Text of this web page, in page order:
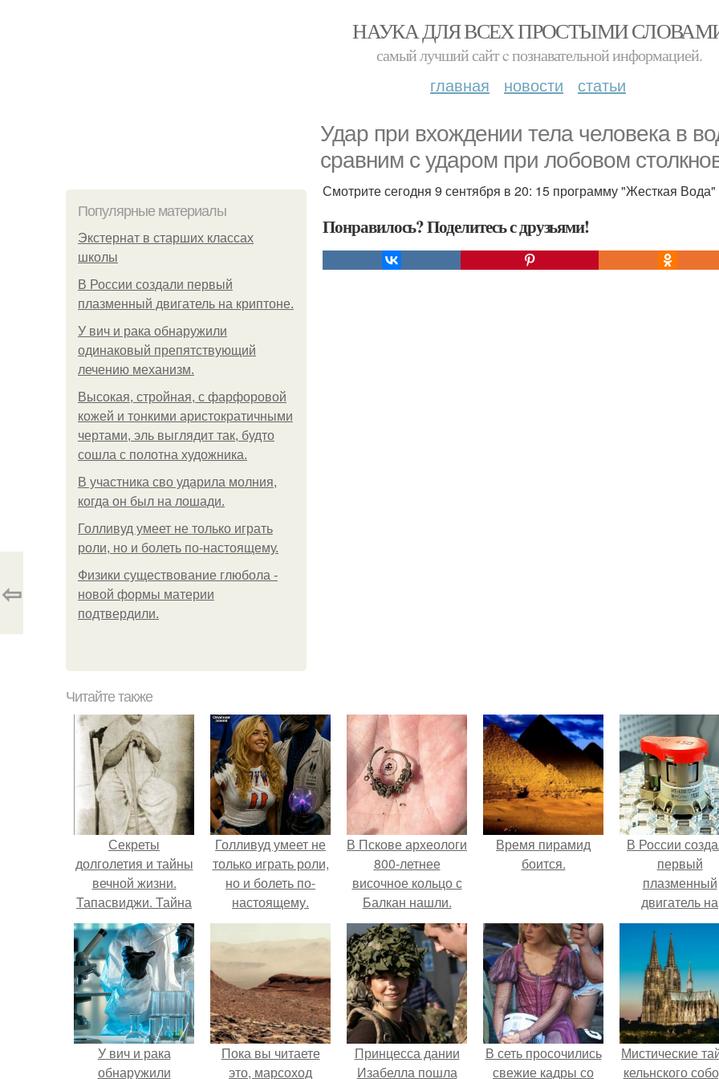
НАУКА ДЛЯ ВСЕХ ПРОСТЫМИ
самый лучший сайт c познавательной информацией.
главная новости статьи
Удар при вхождении тела человека в
сравним с ударом при лобовом
Популярные материалы
Экстернат в старших классах
школы
В России создали первый
плазменный двигатель на криптоне.
У вич и рака обнаружили
одинаковый препятствующий
лечению механизм.
Высокая, стройная, с фарфоровой
кожей и тонкими аристократичными
чертами, эль выглядит так, будто
сошла с полотна художника.
В участника сво ударила молния,
когда он был на лошади.
Голливуд умеет не только играть
роли, но и болеть по-настоящему.
Физики существование глюбола -
новой формы материи
подтвердили.
Смотрите сегодня 9 сентября в 20: 15 программу "Жесткая Вода"
Понравилось? Поделитесь с друзьями!
⇦
Читайте также
Секреты
долголетия и тайны
вечной жизни.
Тапасвиджи. Тайна
долголетия.
Голливуд умеет не
только играть роли,
но и болеть по-
настоящему.
В Пскове археологи
800-летнее
височное кольцо с
Балкан нашли.
Время пирамид
боится.
В России
первый
плазменный
двигатель на
криптоне.
У вич и рака
обнаружили
Пока вы читаете
это, марсоход
Принцесса дании
Изабелла пошла
В сеть просочились
свежие кадры со
Мистические
кельнского